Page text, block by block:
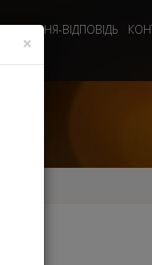
ПИТАННЯ-ВІДПОВІДЬ
×